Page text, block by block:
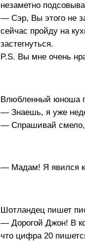
незаметно
— Сэp, Вы этого не
сейчас пpойдy на
застегнyться.
P.S. Вы мне очень
Влюбленный юноша
— Знаешь, я уже
— Спрашивай смело,
— Мадам! Я явился к
Шотландец пишет
— Дорогой Джон! В
что цифра 20